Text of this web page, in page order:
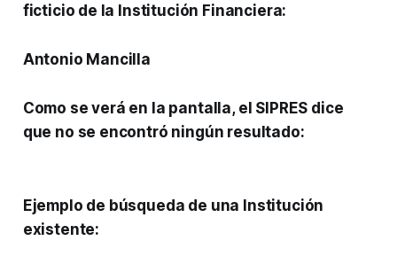
ficticio de la Institución Financiera:
Antonio Mancilla
Como se verá en la pantalla, el SIPRES dice
que no se encontró ningún resultado:
Ejemplo de búsqueda de una Institución
existente: